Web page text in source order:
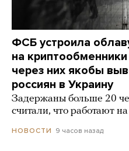
ФСБ устроила
на
через них якобы
россиян в Украину
Задержаны больше 20
считали, что работают
НОВОСТИ 9 часов назад